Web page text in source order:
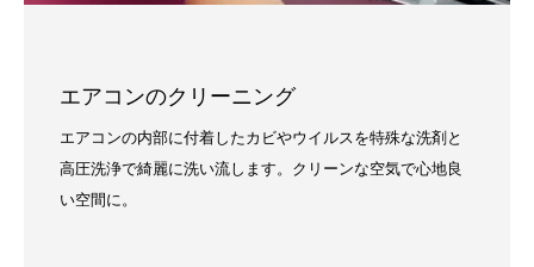
エアコンのクリーニング
エアコンの内部に付着したカビやウイルスを特殊な洗剤と
高圧洗浄で綺麗に洗い流します。クリーンな空気で心地良
い空間に。